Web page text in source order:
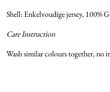
Shell: Enkelvoudige jersey, 100%
Care Instruction
Wash similar colours together, no